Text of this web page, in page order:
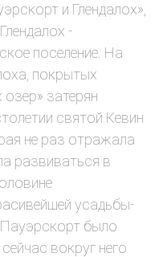
и Глендалох»,
-
поселение. На
покрытых
затерян
святой Кевин
не раз отражала
развиваться в
усадьбы-
было
вокруг него